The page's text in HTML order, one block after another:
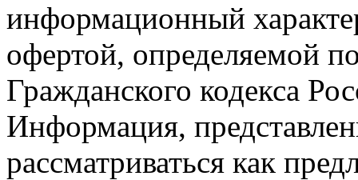
информационный
офертой, определяемой
Гражданского кодекса
Информация,
рассматриваться как